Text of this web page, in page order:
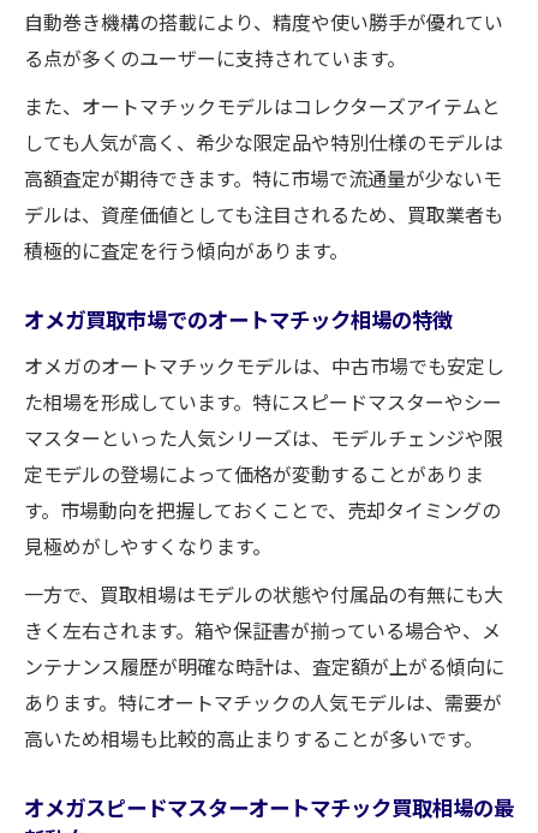
自動巻き機構の搭載により、精度や使い勝手が優れてい
る点が多くのユーザーに支持されています。
また、オートマチックモデルはコレクターズアイテムと
しても人気が高く、希少な限定品や特別仕様のモデルは
高額査定が期待できます。特に市場で流通量が少ないモ
デルは、資産価値としても注目されるため、買取業者も
積極的に査定を行う傾向があります。
オメガ買取市場でのオートマチック相場の特徴
オメガのオートマチックモデルは、中古市場でも安定し
た相場を形成しています。特にスピードマスターやシー
マスターといった人気シリーズは、モデルチェンジや限
定モデルの登場によって価格が変動することがありま
す。市場動向を把握しておくことで、売却タイミングの
見極めがしやすくなります。
一方で、買取相場はモデルの状態や付属品の有無にも大
きく左右されます。箱や保証書が揃っている場合や、メ
ンテナンス履歴が明確な時計は、査定額が上がる傾向に
あります。特にオートマチックの人気モデルは、需要が
高いため相場も比較的高止まりすることが多いです。
オメガスピードマスターオートマチック買取相場の最